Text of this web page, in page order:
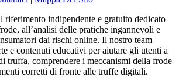
indipendente e gratuito dedicato
all’analisi delle pratiche ingannevoli e
dai rischi online. Il nostro team
e contenuti educativi per aiutare gli utenti a
truffa, comprendere i meccanismi della frode
corretti di fronte alle truffe digitali.